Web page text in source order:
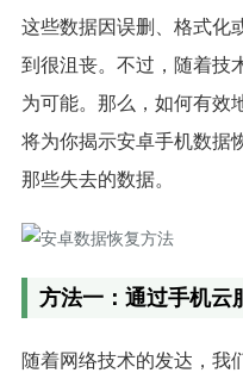
这些数据因误删、格式化
到很沮丧。不过，随着技
为可能。那么，如何有效
将为你揭示安卓手机数据
那些失去的数据。
方法一：通过手机云
随着网络技术的发达，我